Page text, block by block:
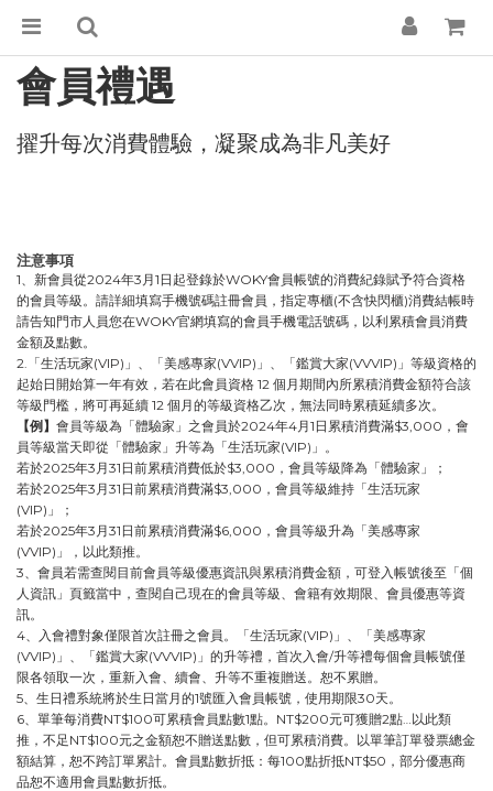
會員禮遇
擢升每次消費體驗，凝聚成為非凡美好
注意事項
1、新會員從2024年3月1日起登錄於WOKY會員帳號的消費紀錄賦予符合資格
的會員等級。 請詳細填寫手機號碼註冊會員，指定專櫃(不含快閃櫃)消費結帳時
請告知門市人員您在WOKY官網填寫的會員手機電話號碼，以利累積會員消費
金額及點數。
2.「生活玩家(VIP)」、「美感專家(VVIP)」、「鑑賞大家(VVVIP)」等級資格的
起始日開始算一年有效，若在此會員資格 12 個月期間內所累積消費金額符合該
等級門檻，將可再延續 12 個月的等級資格乙次，無法同時累積延續多次。
【例】 會員等級為「體驗家」之會員於2024年4月1日累積消費滿$3,000，會
員等級當天即從「體驗家」升等為「生活玩家(VIP)」。
若於2025年3月31日前累積消費低於$3,000，會員等級降為「體驗家」；
若於2025年3月31日前累積消費滿$3,000，會員等級維持「生活玩家
(VIP)」；
若於2025年3月31日前累積消費滿$6,000，會員等級升為「美感專家
(VVIP)」，以此類推。
3、會員若需查閱目前會員等級優惠資訊與累積消費金額，可登入帳號後至「個
人資訊」頁籤當中，查閱自己現在的會員等級、會籍有效期限、會員優惠等資
訊。
4、入會禮對象僅限首次註冊之會員。「生活玩家(VIP)」、「美感專家
(VVIP)」、「鑑賞大家(VVVIP)」的升等禮，首次入會/升等禮每個會員帳號僅
限各領取一次，重新入會、續會、升等不重複贈送。恕不累贈。
5、生日禮系統將於生日當月的1號匯入會員帳號，使用期限30天。
6、單筆每消費NT$100可累積會員點數1點。NT$200元可獲贈2點…以此類
推，不足NT$100元之金額恕不贈送點數，但可累積消費。以單筆訂單發票總金
額結算，恕不跨訂單累計。 會員點數折抵：每100點折抵NT$50，部分優惠商
品恕不適用會員點數折抵。